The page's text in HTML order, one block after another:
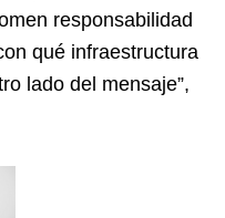
responsabilidad
qué infraestructura
lado del mensaje”,